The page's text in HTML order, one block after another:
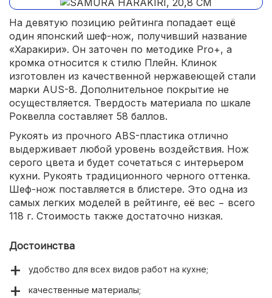
На девятую позицию рейтинга попадает ещё
один японский шеф-нож, получивший название
«Харакири». Он заточен по методике Pro+, а
кромка относится к стилю Плейн. Клинок
изготовлен из качественной нержавеющей стали
марки AUS-8. Дополнительное покрытие не
осуществляется. Твердость материала по шкале
Роквелла составляет 58 баллов.
Рукоять из прочного ABS-пластика отлично
выдерживает любой уровень воздействия. Нож
серого цвета и будет сочетаться с интерьером
кухни. Рукоять традиционного черного оттенка.
Шеф-нож поставляется в блистере. Это одна из
самых легких моделей в рейтинге, её вес − всего
118 г. Стоимость также достаточно низкая.
Достоинства
удобство для всех видов работ на кухне;
качественные материалы;